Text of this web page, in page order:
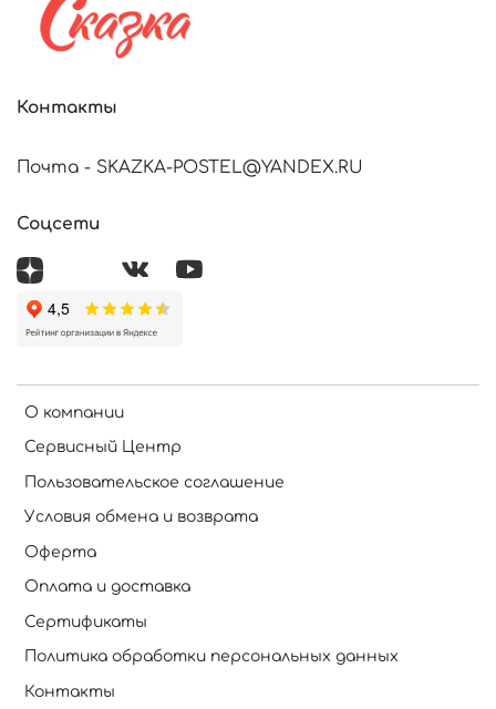
О компании
Сервисный Центр
Пользовательское соглашение
Условия обмена и возврата
Оферта
Оплата и доставка
Сертификаты
Политика обработки персональных данных
Контакты
Контакты
Почта - SKAZKA-POSTEL@YANDEX.RU
Соцсети